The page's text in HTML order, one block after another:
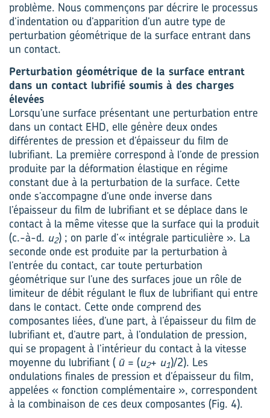
problème. Nous commençons par décrire le processus
d’indentation ou d’apparition d’un autre type de
perturbation géométrique de la surface entrant dans
un contact.
Perturbation géométrique de la surface entrant
dans un contact lubrifié soumis à des charges
élevées
Lorsqu’une surface présentant une perturbation entre
dans un contact EHD, elle génère deux ondes
différentes de pression et d’épaisseur du film de
lubrifiant. La première correspond à l’onde de pression
produite par la déformation élastique en régime
constant due à la perturbation de la surface. Cette
onde s’accompagne d’une onde inverse dans
l’épaisseur du film de lubrifiant et se déplace dans le
contact à la même vitesse que la surface qui la produit
(c.-à-d. u2) ; on parle d’« intégrale particulière ». La
seconde onde est produite par la perturbation à
l’entrée du contact, car toute perturbation
géométrique sur l’une des surfaces joue un rôle de
limiteur de débit régulant le flux de lubrifiant qui entre
dans le contact. Cette onde comprend des
composantes liées, d’une part, à l’épaisseur du film de
lubrifiant et, d’autre part, à l’ondulation de pression,
qui se propagent à l’intérieur du contact à la vitesse
moyenne du lubrifiant ( ū = (u2+ u1)/2). Les
ondulations finales de pression et d’épaisseur du film,
appelées « fonction complémentaire », correspondent
à la combinaison de ces deux composantes (Fig. 4).